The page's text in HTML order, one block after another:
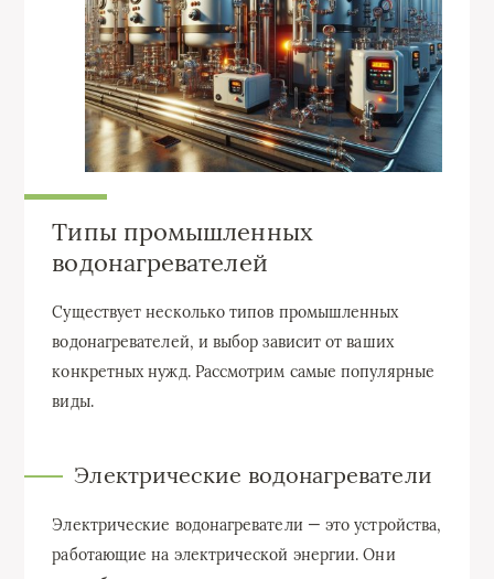
Типы промышленных
водонагревателей
Существует несколько типов промышленных
водонагревателей, и выбор зависит от ваших
конкретных нужд. Рассмотрим самые популярные
виды.
Электрические водонагреватели
Электрические водонагреватели — это устройства,
работающие на электрической энергии. Они